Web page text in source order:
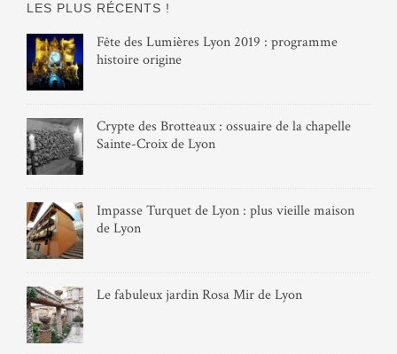
LES PLUS RÉCENTS !
Fête des Lumières Lyon 2019 : programme
histoire origine
Crypte des Brotteaux : ossuaire de la chapelle
Sainte-Croix de Lyon
Impasse Turquet de Lyon : plus vieille maison
de Lyon
Le fabuleux jardin Rosa Mir de Lyon